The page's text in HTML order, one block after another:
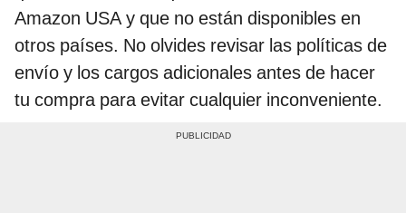
Amazon USA y que no están disponibles en
otros países. No olvides revisar las políticas de
envío y los cargos adicionales antes de hacer
tu compra para evitar cualquier inconveniente.